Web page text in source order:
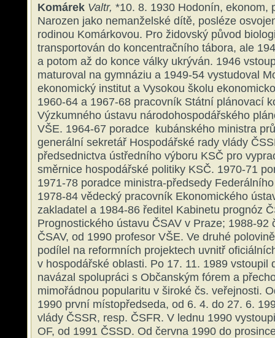
Komárek Valtr, *10. 8. 1930 Hodonín, ekonom,
Narozen jako nemanželské dítě, posléze
rodinou Komárkovou. Pro židovský původ
transportován do koncentračního tábora, ale
a potom až do konce války ukrýván. 1946
maturoval na gymnáziu a 1949-54 vystudoval
ekonomický institut a Vysokou školu
1960-64 a 1967-68 pracovník Státní plánovací
Výzkumného ústavu národohospodářského
VŠE. 1964-67 poradce kubánského ministra
generální sekretář Hospodářské rady vlády
předsednictva ústředního výboru KSČ pro
směrnice hospodářské politiky KSČ. 1970-71
1971-78 poradce ministra-předsedy
1978-84 vědecký pracovník Ekonomického
zakladatel a 1984-86 ředitel Kabinetu prognóz
Prognostického ústavu ČSAV v Praze; 1988-92
ČSAV, od 1990 profesor VŠE. Ve druhé
podílel na reformních projektech uvnitř
v hospodářské oblasti. Po 17. 11. 1989 vstoupil
navázal spolupráci s Občanským fórem a
mimořádnou popularitu v široké čs. veřejnosti.
1990 první místopředseda, od 6. 4. do 27. 6.
vlády ČSSR, resp. ČSFR. V lednu 1990
OF, od 1991 ČSSD. Od června 1990 do